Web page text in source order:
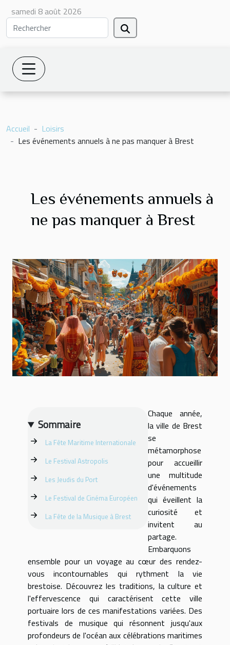
samedi 8 août 2026
Accueil
Loisirs
Les événements annuels à ne pas manquer à Brest
Les événements annuels à
ne pas manquer à Brest
Sommaire
La Fête Maritime Internationale
Le Festival Astropolis
Les Jeudis du Port
Le Festival de Cinéma Européen
La Fête de la Musique à Brest
Chaque année,
la ville de Brest
se
métamorphose
pour accueillir
une multitude
d'événements
qui éveillent la
curiosité et
invitent au
partage.
Embarquons
ensemble pour un voyage au cœur des rendez-
vous incontournables qui rythment la vie
brestoise. Découvrez les traditions, la culture et
l'effervescence qui caractérisent cette ville
portuaire lors de ces manifestations variées. Des
festivals de musique qui résonnent jusqu'aux
profondeurs de l'océan aux célébrations maritimes